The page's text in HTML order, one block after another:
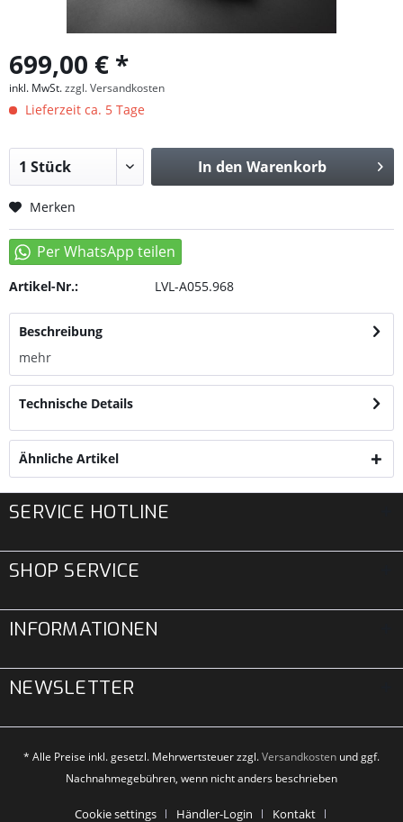
699,00 € *
inkl. MwSt.zzgl. Versandkosten
Lieferzeit ca. 5 Tage
In den Warenkorb
Merken
Artikel-Nr.: LVL-A055.968
Beschreibung
mehr
Technische Details
Ähnliche Artikel
SERVICE HOTLINE
SHOP SERVICE
INFORMATIONEN
NEWSLETTER
* Alle Preise inkl. gesetzl. Mehrwertsteuer zzgl.Versandkosten und ggf.
Nachnahmegebühren, wenn nicht anders beschrieben
Cookie settings Händler-Login Kontakt